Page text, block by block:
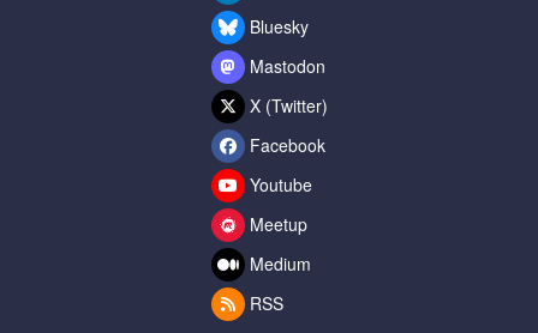
Bluesky
Mastodon
X (Twitter)
Facebook
Youtube
Meetup
Medium
RSS